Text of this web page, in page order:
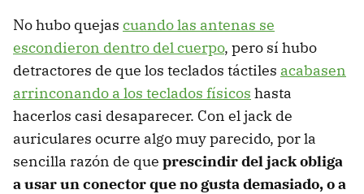
No hubo quejas cuando las antenas se
escondieron dentro del cuerpo, pero sí hubo
detractores de que los teclados táctiles acabasen
arrinconando a los teclados físicos hasta
hacerlos casi desaparecer. Con el jack de
auriculares ocurre algo muy parecido, por la
sencilla razón de que prescindir del jack obliga
a usar un conector que no gusta demasiado, o a